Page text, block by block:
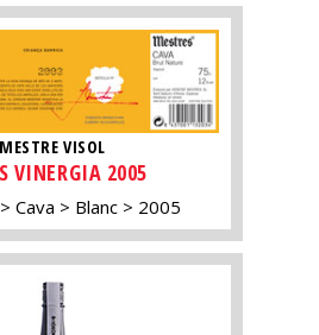
MESTRE VISOL
VINERGIA 2005
Cava Blanc 2005